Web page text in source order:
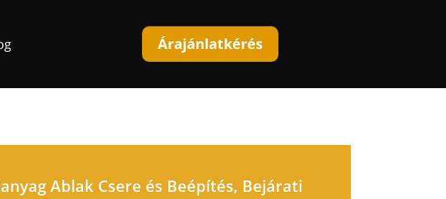
Árajánlatkérés
Ablak Csere és Beépítés, Bejárati